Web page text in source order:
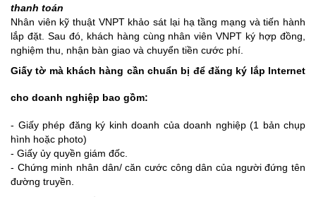
thanh toán
Nhân viên kỹ thuật VNPT khảo sát lại hạ tầng mạng và tiến hành
lắp đặt. Sau đó, khách hàng cùng nhân viên VNPT ký hợp đồng,
nghiệm thu, nhận bàn giao và chuyển tiền cước phí.
Giấy tờ mà khách hàng cần chuẩn bị để đăng ký lắp Internet
cho doanh nghiệp bao gồm:
- Giấy phép đăng ký kinh doanh của doanh nghiệp (1 bản chụp
hình hoặc photo)
- Giấy ủy quyền giám đốc.
- Chứng minh nhân dân/ căn cước công dân của người đứng tên
đường truyền.